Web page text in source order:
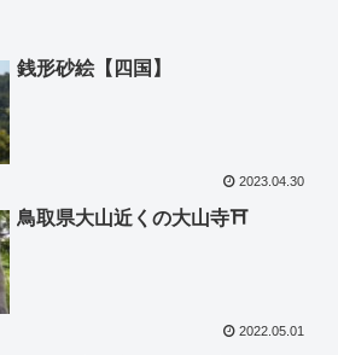
銭形砂絵【四国】
2023.04.30
鳥取県大山近くの大山寺⛩️
2022.05.01